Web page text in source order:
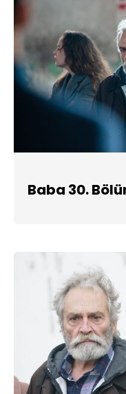
Baba 30.